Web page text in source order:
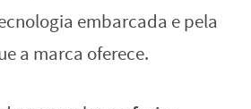
embarcada e pela
a marca oferece.